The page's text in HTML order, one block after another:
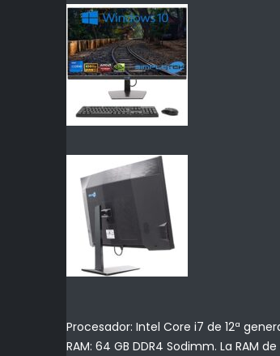
Procesador: Intel Core i7 de 12ª
RAM: 64 GB DDR4 Sodimm. La